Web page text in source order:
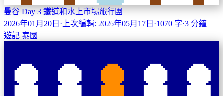
曼谷 Day 3 鐵道和水上市場旅行團
2026年01月20日 ·上次編輯: 2026年05月17日 ·1070 字·3 分鐘
遊記 泰國